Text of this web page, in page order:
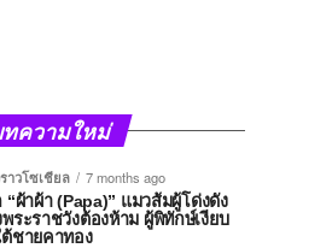
ความใหม่
ราวโซเชียล
7 months ago
“ผ้าผ้า (Papa)” แมวส้มผู้โด่งดัง
พระราชวังต้องห้าม ผู้พิทักษ์เงียบ
ต้ชายคาทอง